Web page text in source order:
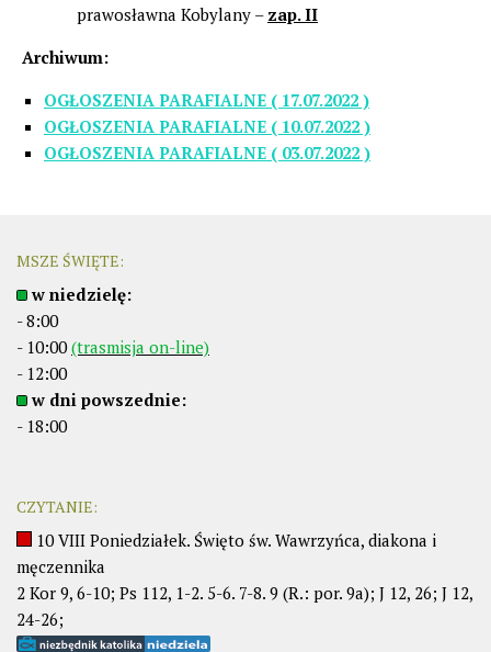
prawosławna Kobylany – zap. II
Archiwum:
OGŁOSZENIA PARAFIALNE ( 17.07.2022 )
OGŁOSZENIA PARAFIALNE ( 10.07.2022 )
OGŁOSZENIA PARAFIALNE ( 03.07.2022 )
MSZE ŚWIĘTE:
w niedzielę:
- 8:00
- 10:00(trasmisja on-line)
- 12:00
w dni powszednie:
- 18:00
CZYTANIE:
10 VIII Poniedziałek. Święto św. Wawrzyńca, diakona i
męczennika
2 Kor 9, 6-10; Ps 112, 1-2. 5-6. 7-8. 9 (R.: por. 9a); J 12, 26; J 12,
24-26;